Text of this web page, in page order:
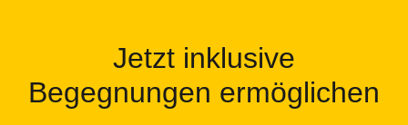
Jetzt inklusive
Begegnungen ermöglichen